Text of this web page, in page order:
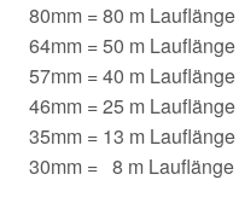
80mm = 80 m Lauflänge
64mm = 50 m Lauflänge
57mm = 40 m Lauflänge
46mm = 25 m Lauflänge
35mm = 13 m Lauflänge
30mm = 8 m Lauflänge